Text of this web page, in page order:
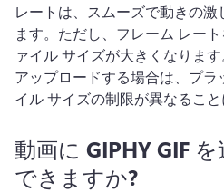
レートは、スムーズで動きの
ます。 ただし、フレーム レー
ァイル サイズが大きくなりま
アップロードする場合は、プ
イル サイズの制限が異なること
動画に GIPHY GIF
できますか?